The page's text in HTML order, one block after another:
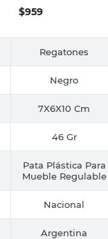
$959
Regatones
Negro
7X6X10 Cm
46 Gr
Pata Plástica Para
Mueble Regulable
Nacional
Argentina